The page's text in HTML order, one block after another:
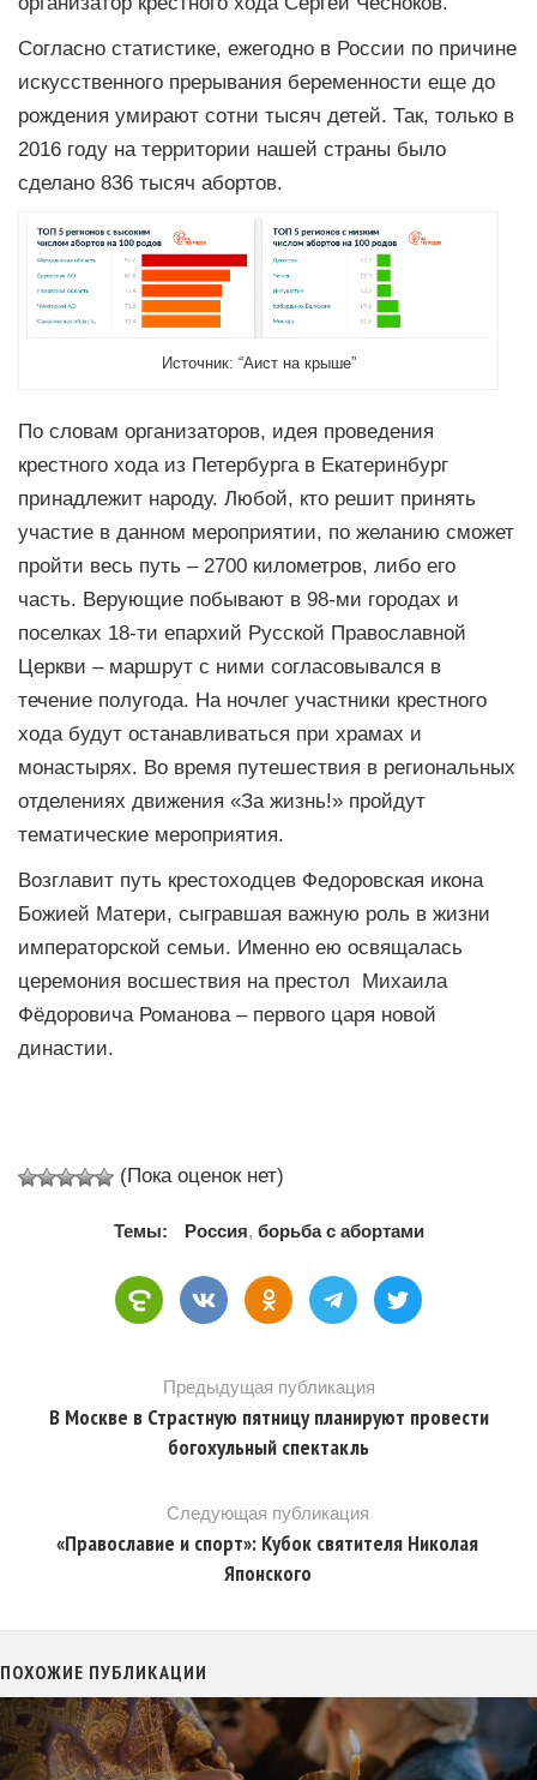
Согласно статистике, ежегодно в России по причине
искусственного прерывания беременности еще до
рождения умирают сотни тысяч детей. Так, только в
2016 году на территории нашей страны было
сделано 836 тысяч абортов.
Источник: “Аист на крыше”
По словам организаторов, идея проведения
крестного хода из Петербурга в Екатеринбург
принадлежит народу. Любой, кто решит принять
участие в данном мероприятии, по желанию сможет
пройти весь путь – 2700 километров, либо его
часть. Верующие побывают в 98-ми городах и
поселках 18-ти епархий Русской Православной
Церкви – маршрут с ними согласовывался в
течение полугода. На ночлег участники крестного
хода будут останавливаться при храмах и
монастырях. Во время путешествия в региональных
отделениях движения «За жизнь!» пройдут
тематические мероприятия.
Возглавит путь крестоходцев Федоровская икона
Божией Матери, сыгравшая важную роль в жизни
императорской семьи. Именно ею освящалась
церемония восшествия на престол Михаила
Фёдоровича Романова – первого царя новой
династии.
(Пока оценок нет)
Темы: Россия, борьба с абортами
Предыдущая публикация
В Москве в Страстную пятницу планируют провести
богохульный спектакль
Следующая публикация
«Православие и спорт»: Кубок святителя Николая
Японского
ПОХОЖИЕ ПУБЛИКАЦИИ